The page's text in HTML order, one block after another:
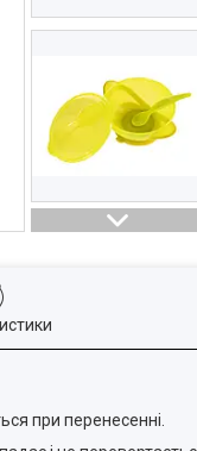
при перенесенні.